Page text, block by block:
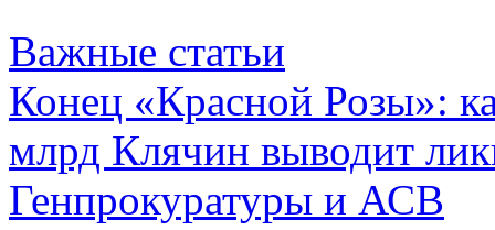
Важные статьи
Конец «Красной Розы»:
млрд Клячин выводит
Генпрокуратуры и АСВ